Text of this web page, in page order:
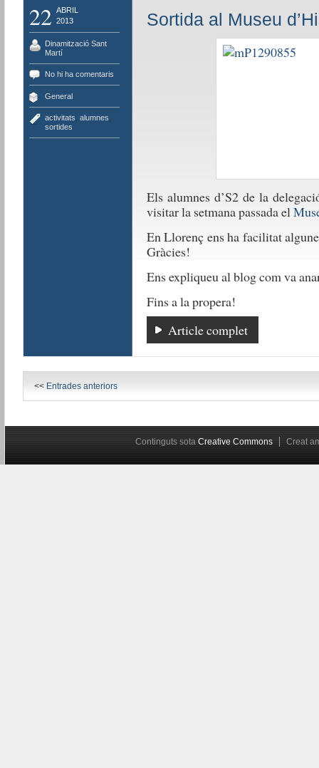
22 ABRIL
2013
Dinamització Sant
Martí
No hi ha comentaris
General
activitats alumnes
sortides
Sortida al Museu
Els alumnes d’S2 de la
visitar la setmana passada el
En Llorenç ens ha facilitat
Gràcies!
Ens expliqueu al blog com va
Fins a la propera!
Article complet
<< Entrades anteriors
Continguts sota Creative Commons Creat